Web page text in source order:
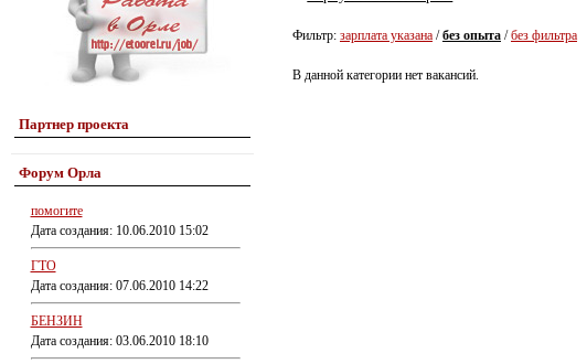
Партнер проекта
Форум Орла
помогите
Дата создания: 10.06.2010 15:02
ГТО
Дата создания: 07.06.2010 14:22
БЕНЗИН
Дата создания: 03.06.2010 18:10
Фильтр: зарплата указана /без опыта /без фильтра
В данной категории нет вакансий.